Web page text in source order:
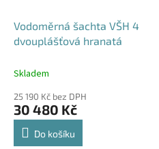
Vodoměrná šachta VŠH 4
dvouplášťová hranatá
Skladem
25 190 Kč bez DPH
30 480 Kč
Do košíku